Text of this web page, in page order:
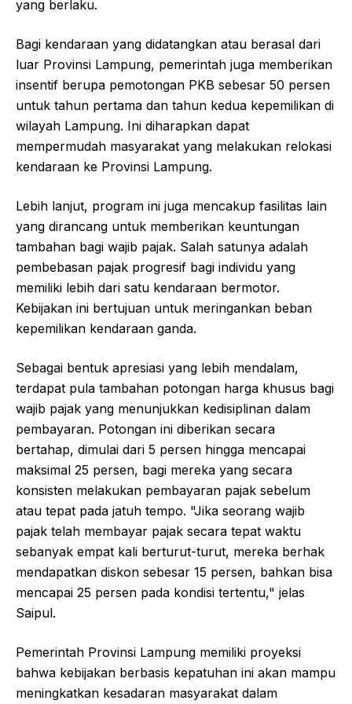
yang berlaku.
Bagi kendaraan yang didatangkan atau berasal dari
luar Provinsi Lampung, pemerintah juga memberikan
insentif berupa pemotongan PKB sebesar 50 persen
untuk tahun pertama dan tahun kedua kepemilikan di
wilayah Lampung. Ini diharapkan dapat
mempermudah masyarakat yang melakukan relokasi
kendaraan ke Provinsi Lampung.
Lebih lanjut, program ini juga mencakup fasilitas lain
yang dirancang untuk memberikan keuntungan
tambahan bagi wajib pajak. Salah satunya adalah
pembebasan pajak progresif bagi individu yang
memiliki lebih dari satu kendaraan bermotor.
Kebijakan ini bertujuan untuk meringankan beban
kepemilikan kendaraan ganda.
Sebagai bentuk apresiasi yang lebih mendalam,
terdapat pula tambahan potongan harga khusus bagi
wajib pajak yang menunjukkan kedisiplinan dalam
pembayaran. Potongan ini diberikan secara
bertahap, dimulai dari 5 persen hingga mencapai
maksimal 25 persen, bagi mereka yang secara
konsisten melakukan pembayaran pajak sebelum
atau tepat pada jatuh tempo. "Jika seorang wajib
pajak telah membayar pajak secara tepat waktu
sebanyak empat kali berturut-turut, mereka berhak
mendapatkan diskon sebesar 15 persen, bahkan bisa
mencapai 25 persen pada kondisi tertentu," jelas
Saipul.
Pemerintah Provinsi Lampung memiliki proyeksi
bahwa kebijakan berbasis kepatuhan ini akan mampu
meningkatkan kesadaran masyarakat dalam